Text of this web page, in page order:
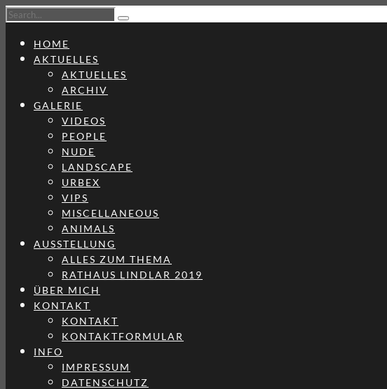
HOME
AKTUELLES
AKTUELLES
ARCHIV
GALERIE
VIDEOS
PEOPLE
NUDE
LANDSCAPE
URBEX
VIPS
MISCELLANEOUS
ANIMALS
AUSSTELLUNG
ALLES ZUM THEMA
RATHAUS LINDLAR 2019
ÜBER MICH
KONTAKT
KONTAKT
KONTAKTFORMULAR
INFO
IMPRESSUM
DATENSCHUTZ